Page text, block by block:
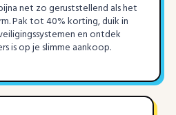
net zo geruststellend als het
Pak tot 40% korting, duik in
en ontdek
is op je slimme aankoop.